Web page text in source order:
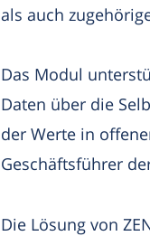
als auch
Das Modul
Daten über die
der Werte in
Geschäftsführer
Die Lösung von